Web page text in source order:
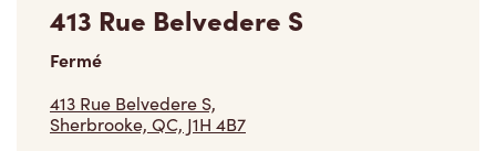
413 Rue Belvedere S
Fermé
413 Rue Belvedere S,
Sherbrooke, QC, J1H 4B7